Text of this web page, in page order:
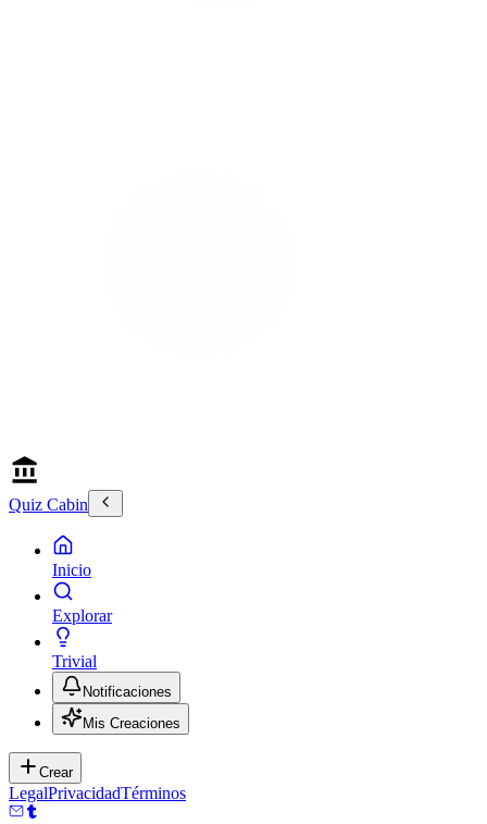
Quiz Cabin
Inicio
Explorar
Trivial
Notificaciones
Mis Creaciones
Crear
LegalPrivacidadTérminos